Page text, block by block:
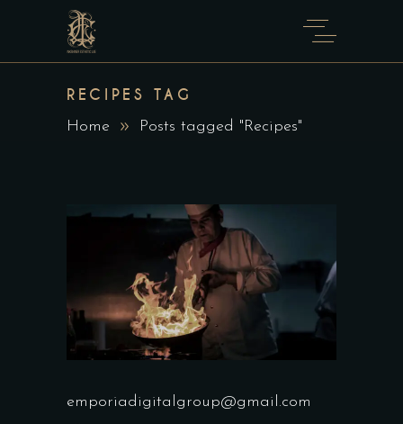
RECIPES TAG
Home Posts tagged "Recipes"
emporiadigitalgroup@gmail.com